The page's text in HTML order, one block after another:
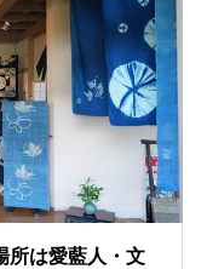
所は愛藍人・文